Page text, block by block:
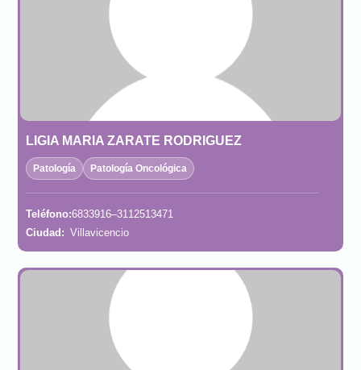
LIGIA MARIA ZARATE RODRIGUEZ
Patología Patología Oncológica
Teléfono:6833916–3112513471
Ciudad: Villavicencio